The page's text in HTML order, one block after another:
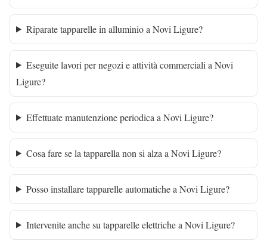
Riparate tapparelle in alluminio a Novi Ligure?
Eseguite lavori per negozi e attività commerciali a Novi
Ligure?
Effettuate manutenzione periodica a Novi Ligure?
Cosa fare se la tapparella non si alza a Novi Ligure?
Posso installare tapparelle automatiche a Novi Ligure?
Intervenite anche su tapparelle elettriche a Novi Ligure?